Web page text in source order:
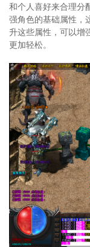
和个人喜好来合理分
强角色的基础属性，
升这些属性，可以增
更加轻松。